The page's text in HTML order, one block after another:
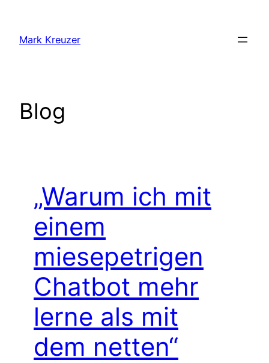
springen
Mark Kreuzer
Blog
„Warum ich mit
einem
miesepetrigen
Chatbot mehr
lerne als mit
dem netten“